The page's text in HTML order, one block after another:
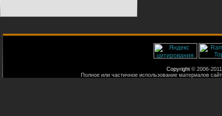
Copyright © 2006-
Полное или частичное использование материалов